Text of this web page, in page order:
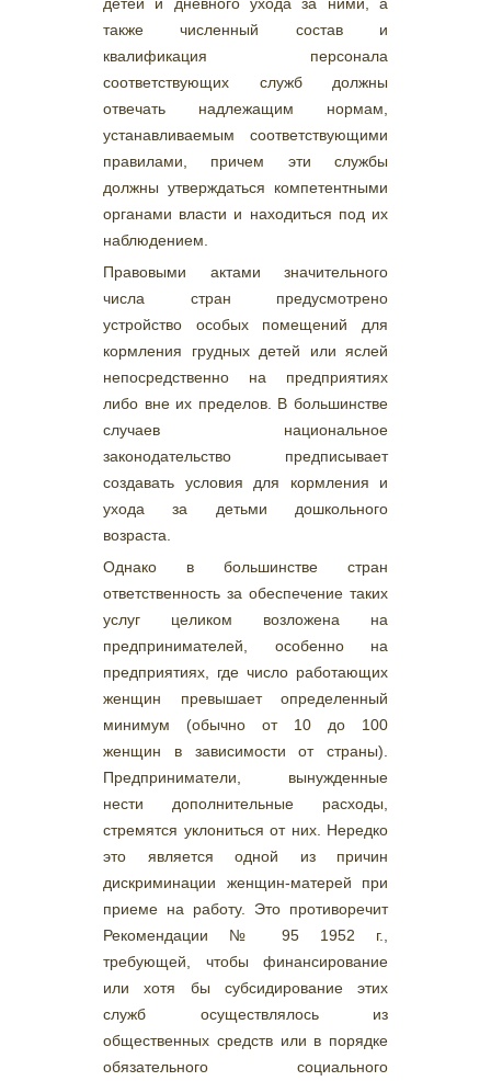
также численный состав и
квалификация персонала
соответствующих служб должны
отвечать надлежащим нормам,
устанавливаемым соответствующими
правилами, причем эти службы
должны утверждаться компетентными
органами власти и находиться под их
наблюдением.
Правовыми актами значительного
числа стран предусмотрено
устройство особых помещений для
кормления грудных детей или яслей
непосредственно на предприятиях
либо вне их пределов. В большинстве
случаев национальное
законодательство предписывает
создавать условия для кормления и
ухода за детьми дошкольного
возраста.
Однако в большинстве стран
ответственность за обеспечение таких
услуг целиком возложена на
предпринимателей, особенно на
предприятиях, где число работающих
женщин превышает определенный
минимум (обычно от 10 до 100
женщин в зависимости от страны).
Предприниматели, вынужденные
нести дополнительные расходы,
стремятся уклониться от них. Нередко
это является одной из причин
дискриминации женщин-матерей при
приеме на работу. Это противоречит
Рекомендации № 95 1952 г.,
требующей, чтобы финансирование
или хотя бы субсидирование этих
служб осуществлялось из
общественных средств или в порядке
обязательного социального